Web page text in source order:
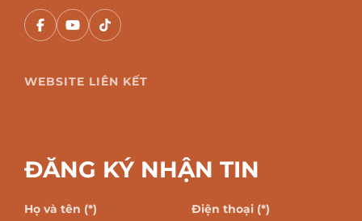
WEBSITE LIÊN KẾT
ĐĂNG KÝ NHẬN TIN
Họ và tên (*) Điện thoại (*)